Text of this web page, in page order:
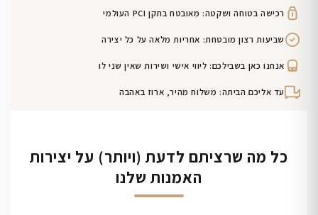
רכישה בטוחה ושקטה: מאובטח בתקן PCI העולמי
שביעות רצון מובטחת: אחריות מלאה על כל יצירה
אנחנו כאן בשבילכם: ליווי אישי ושירות שאין שני לו
עד אליכם הביתה: משלוח מהיר, ארוז באהבה
כל מה שרציתם לדעת (ויותר) על יצירות
האמנות שלנו